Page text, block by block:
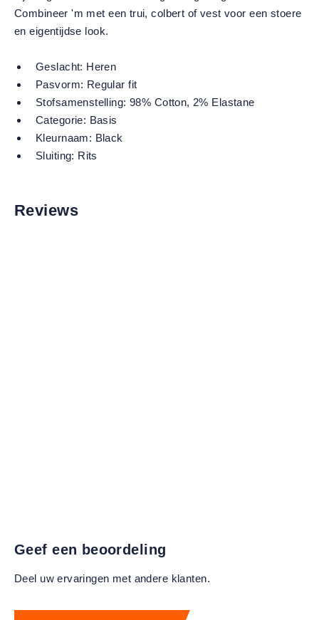
Combineer 'm met een trui, colbert of vest voor een stoere
en eigentijdse look.
Geslacht: Heren
Pasvorm: Regular fit
Stofsamenstelling: 98% Cotton, 2% Elastane
Categorie: Basis
Kleurnaam: Black
Sluiting: Rits
Reviews
Geef een beoordeling
Deel uw ervaringen met andere klanten.